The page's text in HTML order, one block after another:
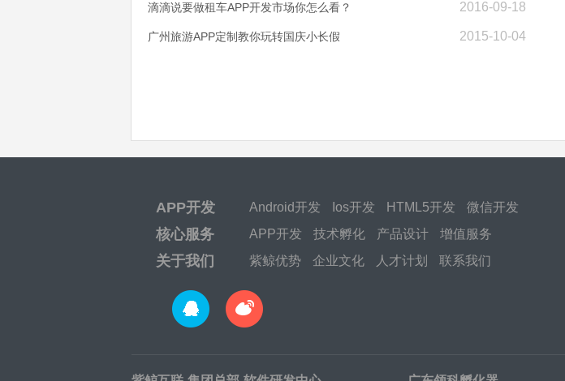
2016-09-18
滴滴说要做租车APP开发市场你怎么看？
2015-10-04
广州旅游APP定制教你玩转国庆小长假
APP开发 Android开发 Ios开发 HTML5开发 微信开发
核心服务 APP开发 技术孵化 产品设计 增值服务
关于我们 紫鲸优势 企业文化 人才计划 联系我们